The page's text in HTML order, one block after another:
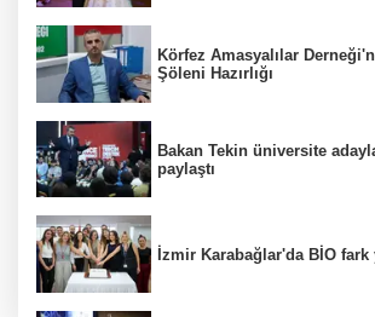
Körfez Amasyalılar
Şöleni Hazırlığı
Bakan Tekin üniversite
paylaştı
İzmir Karabağlar'da BİO fark